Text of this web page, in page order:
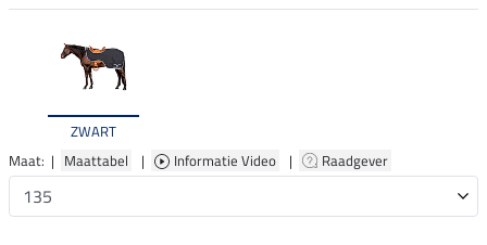
ZWART
Maat: | Maattabel | Informatie Video | Raadgever